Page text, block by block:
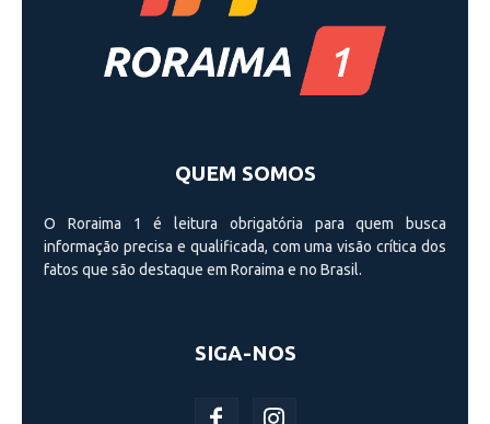
QUEM SOMOS
O Roraima 1 é leitura obrigatória para quem busca
informação precisa e qualificada, com uma visão crí­tica dos
fatos que são destaque em Roraima e no Brasil.
SIGA-NOS